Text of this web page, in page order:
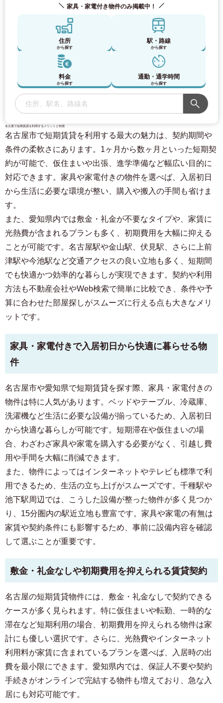
家具・家電付き物件のみ掲載中！
住所
から探す
駅・路線
から探す
料金
から探す
通勤・通学時間
から探す
名古屋で短期賃貸を利用するメリットと特徴
名古屋市で短期賃貸を利用する最大の魅力は、契約期間や
条件の柔軟さにあります。1ヶ月から数ヶ月といった短期契
約が可能で、仮住まいや出張、進学準備など幅広い目的に
対応できます。家具や家電付きの物件を選べば、入居初日
から生活に必要な環境が整い、購入や搬入の手間も省けま
す。
また、愛知県内では敷金・礼金が不要なタイプや、家賃に
光熱費が含まれるプランも多く、初期費用を大幅に抑える
ことが可能です。名古屋駅や金山駅、伏見駅、さらに上前
津駅や今池駅など交通アクセスの良い立地も多く、短期間
でも快適かつ効率的な暮らしが実現できます。契約や利用
方法も不動産会社やWeb検索で簡単に比較でき、条件や予
算に合わせた部屋探しがスムーズに行える点も大きなメリ
ットです。
家具・家電付きで入居初日から快適に暮らせる物
件
名古屋市や愛知県で短期賃貸を探す際、家具・家電付きの
物件は特に人気があります。ベッドやテーブル、冷蔵庫、
洗濯機など生活に必要な設備が揃っているため、入居初日
から快適な暮らしが可能です。短期滞在や仮住まいの場
合、わざわざ家具や家電を購入する必要がなく、引越し費
用や手間を大幅に削減できます。
また、物件によってはインターネットやテレビも標準で利
用できるため、生活の立ち上げがスムーズです。千種駅や
池下駅周辺では、こうした設備が整った物件が多く見つか
り、15分圏内の駅近立地も豊富です。家具や家電の有無は
家賃や契約条件にも影響するため、事前に設備内容を確認
して選ぶことが重要です。
敷金・礼金なしや初期費用を抑えられる賃貸契約
名古屋の短期賃貸物件には、敷金・礼金なしで契約できる
ケースが多く見られます。特に仮住まいや転勤、一時的な
滞在など短期利用の場合、初期費用を抑えられる物件は家
計にも優しい選択です。さらに、光熱費やインターネット
利用料が家賃に含まれているプランを選べば、入居時の出
費を最小限にできます。愛知県内では、保証人不要や契約
手続きがオンラインで完結する物件も増えており、急な入
居にも対応可能です。